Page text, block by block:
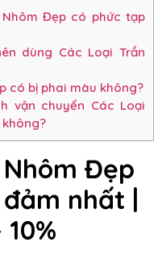
Đẹp có phức tạp
dùng Các Loại Trần
có bị phai màu không?
vận chuyển Các Loại
Đẹp
đảm nhất |
10%